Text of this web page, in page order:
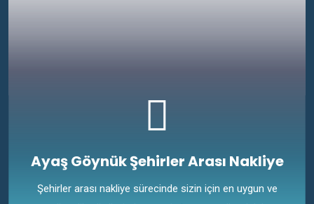
Ayaş Göynük Şehirler Arası Nakliye
Şehirler arası nakliye sürecinde sizin için en uygun ve